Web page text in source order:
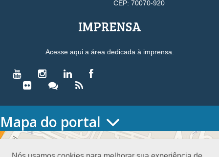
CEP: 70070-920
IMPRENSA
Acesse aqui a área dedicada à imprensa.
Mapa do portal
HOME